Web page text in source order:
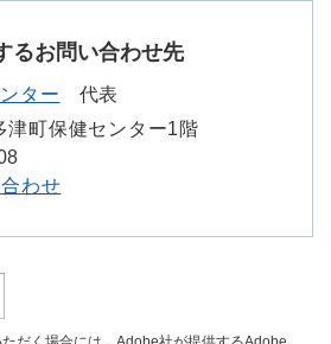
るお問い合わせ先
ター
代表
津町保健センター1階
わせ